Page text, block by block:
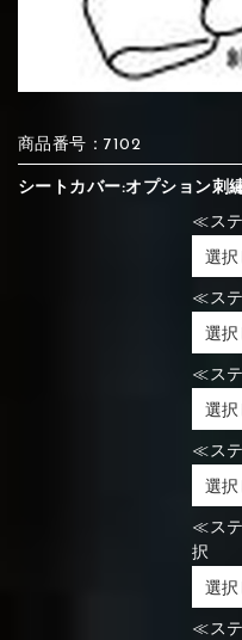
⑦Blue
⑩White
⑦Blue
④Brown
④Beige
④Beige
商品番号：7102
シートカバー:オプション刺
≪ス
≪ス
≪ス
≪ス
≪ス
択
≪ス